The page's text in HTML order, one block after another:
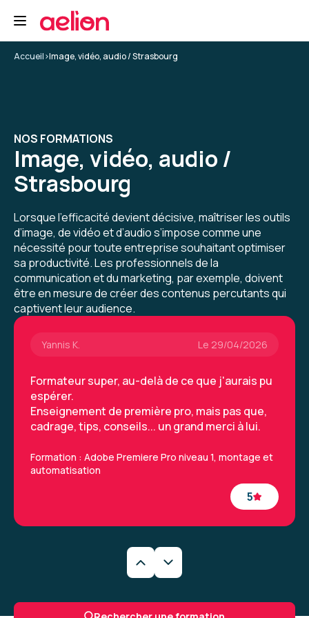
Accueil>Image, vidéo, audio / Strasbourg
NOS FORMATIONS
Image, vidéo, audio /
Strasbourg
Lorsque l’efficacité devient décisive, maîtriser les outils
d’image, de vidéo et d’audio s’impose comme une
nécessité pour toute entreprise souhaitant optimiser
sa productivité. Les professionnels de la
communication et du marketing, par exemple, doivent
être en mesure de créer des contenus percutants qui
captivent leur audience.
Formation : Adobe Premiere Pro niveau 1, montage et
automatisation
5
Formateur super, au-delà de ce que j'aurais pu
espérer.
Enseignement de première pro, mais pas que,
cadrage, tips, conseils... un grand merci à lui.
Formation : Adobe Premiere Pro niveau 1, montage et
automatisation
Yannis K. Le 29/04/2026
5
Formateur super, au-delà de ce que j'aurais pu
espérer.
Enseignement de première pro, mais pas que,
cadrage, tips, conseils... un grand merci à lui.
Formation : Adobe Premiere Pro niveau 1, montage et
automatisation
Formateur super, au-delà de ce que j'aurais pu